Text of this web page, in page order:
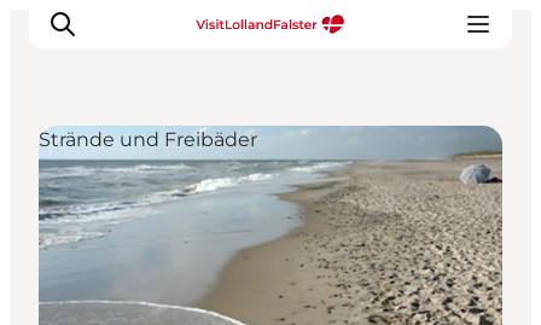
Natur und Outdoor
Familienurlaub
Kultur
Gastronomie
Strände und Freibäder